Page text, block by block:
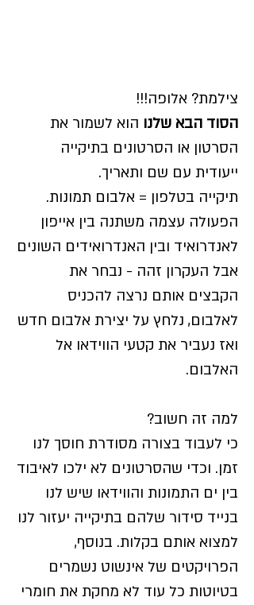
צילמת? אלופה!!!
הסוד הבא שלנו הוא לשמור את
הסרטון או הסרטונים בתיקייה
ייעודית עם שם ותאריך.
תיקייה בטלפון = אלבום תמונות.
הפעולה עצמה משתנה בין אייפון
לאנדרואיד ובין האנדרואידים השונים
אבל העקרון זהה - נבחר את
הקבצים אותם נרצה להכניס
לאלבום, נלחץ על יצירת אלבום חדש
ואז נעביר את קטעי הווידאו אל
האלבום.
למה זה חשוב?
כי לעבוד בצורה מסודרת חוסך לנו
זמן. וכדי שהסרטונים לא ילכו לאיבוד
בין ים התמונות והווידאו שיש לנו
בנייד סידור שלהם בתיקייה יעזור לנו
למצוא אותם בקלות. בנוסף,
הפרויקטים של אינשוט נשמרים
בטיוטות כל עוד לא מחקת את חומרי